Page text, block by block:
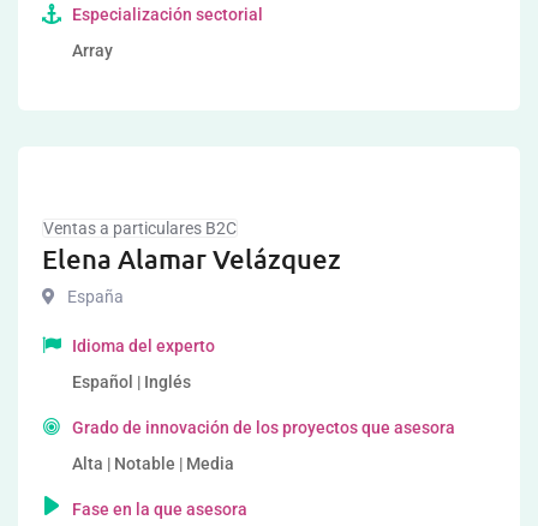
Especialización sectorial
Array
Ventas a particulares B2C
Elena Alamar Velázquez
España
Idioma del experto
Español | Inglés
Grado de innovación de los proyectos que asesora
Alta | Notable | Media
Fase en la que asesora